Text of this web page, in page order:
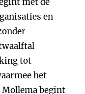
en
tot
het
Mollema begint